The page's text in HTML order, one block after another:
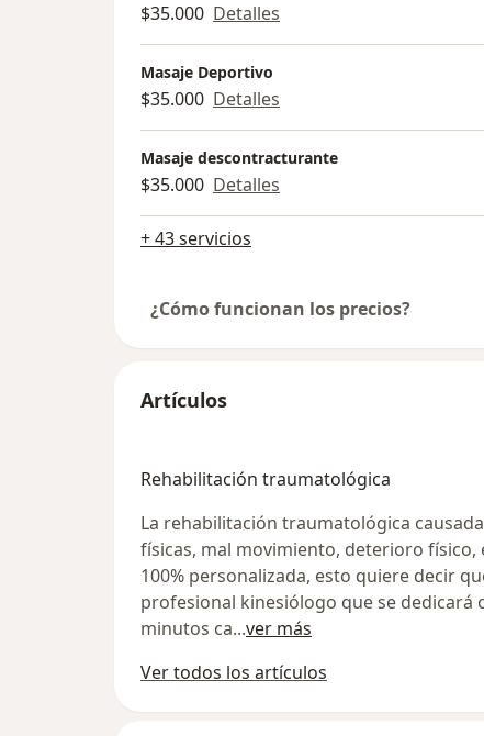
$35.000 Detalles
Masaje Deportivo
$35.000 Detalles
Masaje descontracturante
$35.000 Detalles
+ 43 servicios
¿Cómo funcionan los precios?
Artículos
Rehabilitación traumatológica
La rehabilitación traumatológica
físicas, mal movimiento, deterioro físico,
100% personalizada, esto quiere decir
profesional kinesiólogo que se dedicará
minutos ca...ver más
Ver todos los artículos